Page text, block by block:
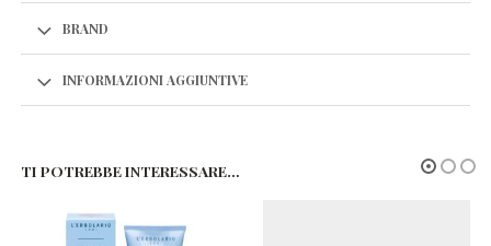
BRAND
INFORMAZIONI AGGIUNTIVE
TI POTREBBE INTERESSARE…